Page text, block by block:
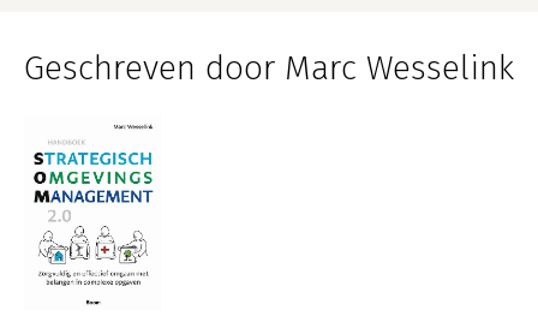
Geschreven door Marc Wesselink